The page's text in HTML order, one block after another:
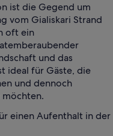
ist die Gegend um
vom Gialiskari Strand
oft ein
und das
ideal für Gäste, die
und dennoch
möchten.
einen Aufenthalt in der